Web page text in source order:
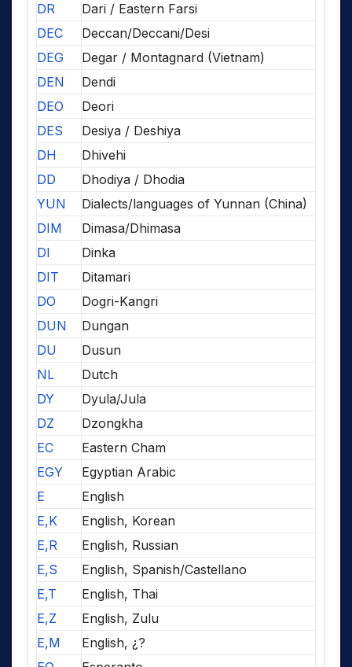
DR
Dari / Eastern Farsi
DEC
Deccan/Deccani/Desi
DEG
Degar / Montagnard (Vietnam)
DEN
Dendi
DEO
Deori
DES
Desiya / Deshiya
DH
Dhivehi
DD
Dhodiya / Dhodia
YUN
Dialects/languages of Yunnan (China)
DIM
Dimasa/Dhimasa
DI
Dinka
DIT
Ditamari
DO
Dogri-Kangri
DUN
Dungan
DU
Dusun
NL
Dutch
DY
Dyula/Jula
DZ
Dzongkha
EC
Eastern Cham
EGY
Egyptian Arabic
E
English
E,K
English, Korean
E,R
English, Russian
E,S
English, Spanish/Castellano
E,T
English, Thai
E,Z
English, Zulu
E,M
English, ¿?